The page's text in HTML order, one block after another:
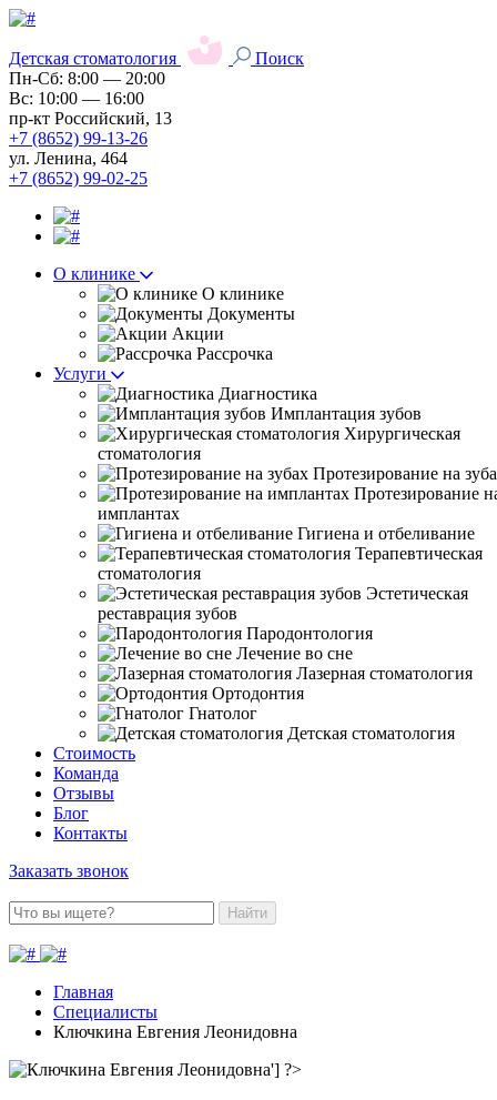
Детская стоматология
Поиск
Пн-Сб: 8:00 — 20:00
Вс: 10:00 — 16:00
пр-кт Российский, 13
+7 (8652) 99-13-26
ул. Ленина, 464
+7 (8652) 99-02-25
О клинике
О клинике
Документы
Акции
Рассрочка
Услуги
Диагностика
Имплантация зубов
Хирургическая
стоматология
Протезирование на
Протезирование
имплантах
Гигиена и отбеливание
Терапевтическая
стоматология
Эстетическая
реставрация зубов
Пародонтология
Лечение во сне
Лазерная стоматология
Ортодонтия
Гнатолог
Детская стоматология
Стоимость
Команда
Отзывы
Блог
Контакты
Заказать звонок
Найти
Главная
Специалисты
Ключкина Евгения Леонидовна